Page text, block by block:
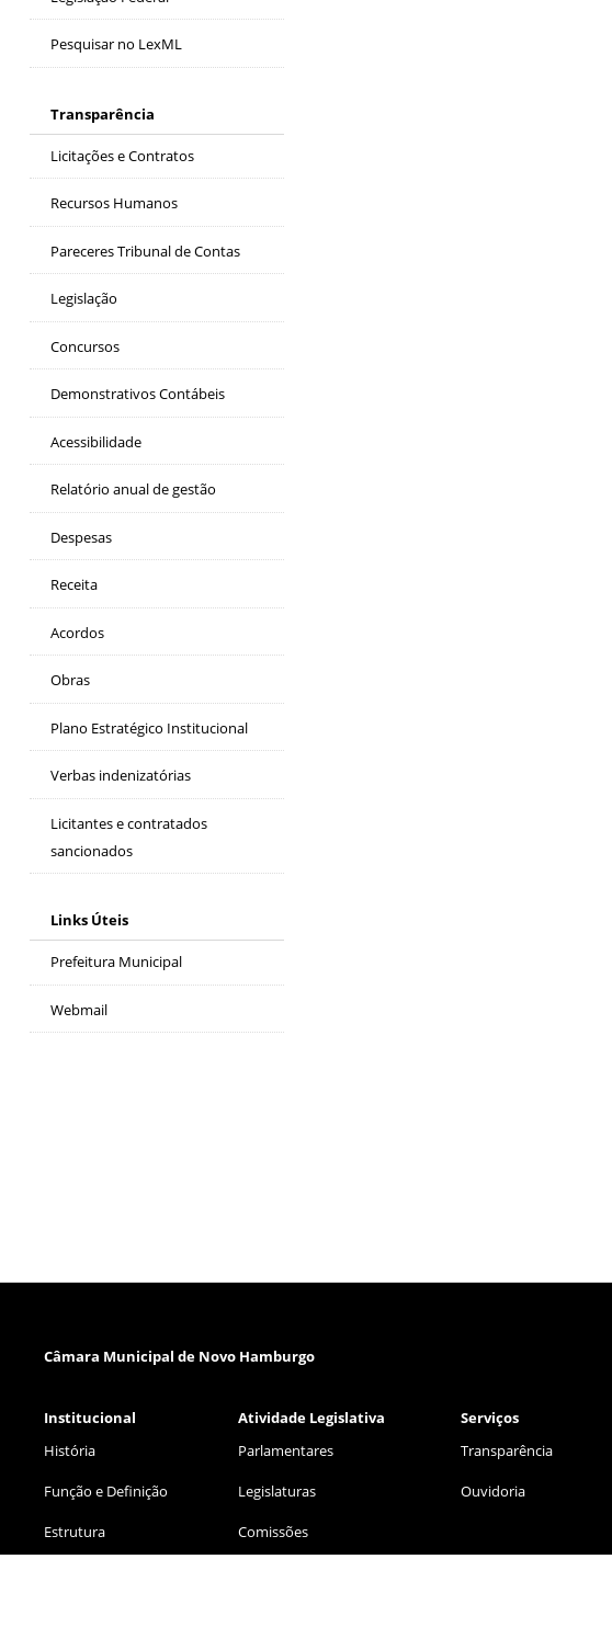
Pesquisar no LexML
Transparência
Licitações e Contratos
Recursos Humanos
Pareceres Tribunal de Contas
Legislação
Concursos
Demonstrativos Contábeis
Acessibilidade
Relatório anual de gestão
Despesas
Receita
Acordos
Obras
Plano Estratégico Institucional
Verbas indenizatórias
Licitantes e contratados
sancionados
Links Úteis
Prefeitura Municipal
Webmail
Câmara Municipal de Novo Hamburgo
Institucional Atividade Legislativa Serviços
História
Função e Definição
Estrutura
Parlamentares
Legislaturas
Comissões
Transparência
Ouvidoria